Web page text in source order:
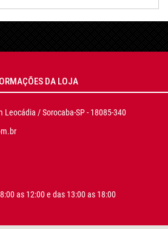
DA LOJA
Leocádia / Sorocaba-SP - 18085-340
as 12:00 e das 13:00 as 18:00